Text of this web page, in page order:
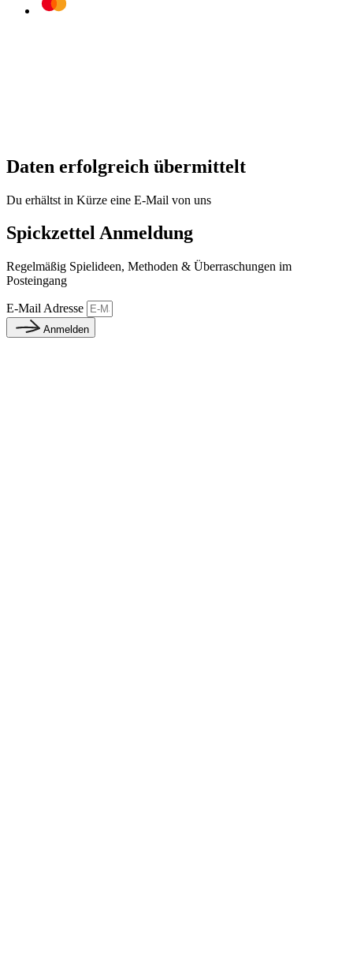
Daten erfolgreich übermittelt
Du erhältst in Kürze eine E-Mail von uns
Spickzettel Anmeldung
Regelmäßig Spielideen, Methoden & Überraschungen im
Posteingang
E-Mail Adresse
Anmelden